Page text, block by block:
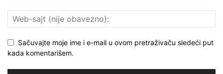
Sačuvajte moje ime i e-mail u ovom pretraživaču sledeći put
kada komentarišem.